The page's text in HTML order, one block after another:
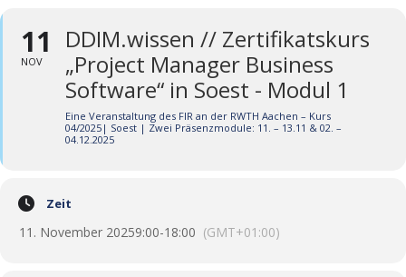
11
NOV
DDIM.wissen // Zertifikatskurs
„Project Manager Business
Software“ in Soest - Modul 1
Eine Veranstaltung des FIR an der RWTH Aachen – Kurs
04/2025| Soest | Zwei Präsenzmodule: 11. – 13.11 & 02. –
04.12.2025
Zeit
11. November 20259:00-18:00 (GMT+01:00)